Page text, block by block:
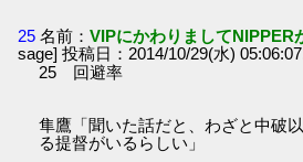
25 名前：VIPにかわりましてNIPPER
sage] 投稿日：2014/10/29(水)
25 回避率
隼鷹「聞いた話だと、わざと中破
る提督がいるらしい」